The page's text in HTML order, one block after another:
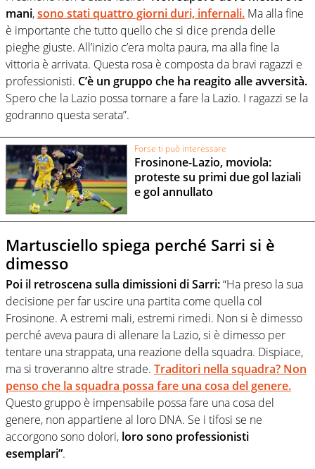
mani,sono stati quattro giorni duri, infernali. Ma alla fine
è importante che tutto quello che si dice prenda delle
pieghe giuste. All’inizio c’era molta paura, ma alla fine la
vittoria è arrivata. Questa rosa è composta da bravi ragazzi e
professionisti. C’è un gruppo che ha reagito alle avversità.
Spero che la Lazio possa tornare a fare la Lazio. I ragazzi se la
godranno questa serata”.
Forse ti può interessare
Frosinone-Lazio, moviola:
proteste su primi due gol laziali
e gol annullato
Martusciello spiega perché Sarri si è
dimesso
Poi il retroscena sulla dimissioni di Sarri:“Ha preso la sua
decisione per far uscire una partita come quella col
Frosinone. A estremi mali, estremi rimedi. Non si è dimesso
perché aveva paura di allenare la Lazio, si è dimesso per
tentare una strappata, una reazione della squadra. Dispiace,
ma si troveranno altre strade. Traditori nella squadra? Non
penso che la squadra possa fare una cosa del genere.
Questo gruppo è impensabile possa fare una cosa del
genere, non appartiene al loro DNA. Se i tifosi se ne
accorgono sono dolori, loro sono professionisti
esemplari”.